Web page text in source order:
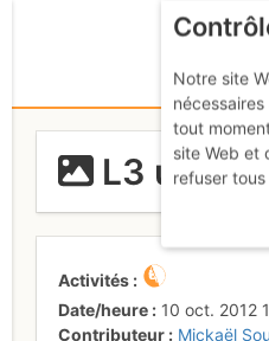
L3 un
Activités
Date/heure
10 oct. 2012
Contributeur
Mickaël
Notre site
tout
site Web et
refuser